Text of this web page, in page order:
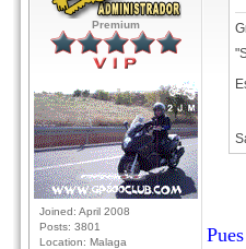
Premium
Joined: April 2008
Posts: 3801
Location: Malaga